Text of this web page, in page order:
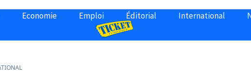
Economie Emploi Éditorial International